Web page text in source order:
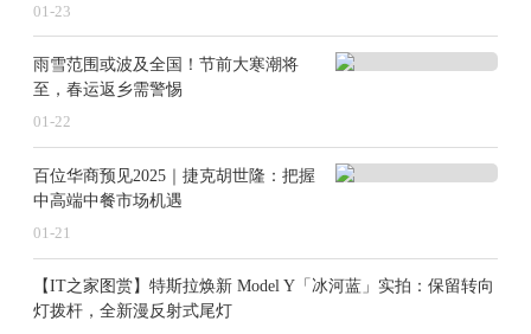
01-23
雨雪范围或波及全国！节前大寒潮将
至，春运返乡需警惕
01-22
百位华商预见2025｜捷克胡世隆：把握
中高端中餐市场机遇
01-21
【IT之家图赏】特斯拉焕新 Model Y「冰河蓝」实拍：保留转向
灯拨杆，全新漫反射式尾灯